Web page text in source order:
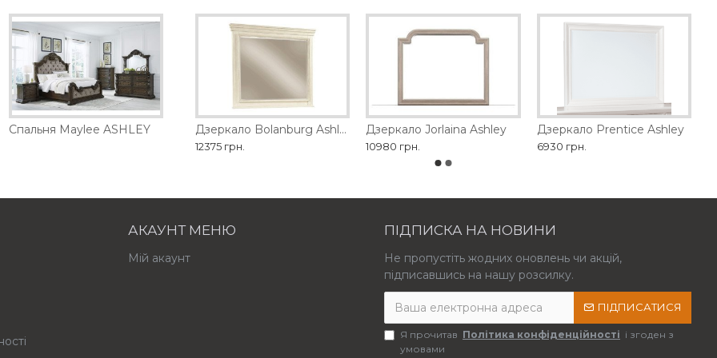
Спальня Maylee ASHLEY Дзеркало Bolanburg Ashley
12375 грн.
Дзеркало Jorlaina Ashley
10980 грн.
Дзеркало Prentice Ashley
6930 грн.
АКАУНТ МЕНЮ
Мій акаунт
ПІДПИСКА НА НОВИНИ
Не пропустіть жодних оновлень чи акцій,
підписавшись на нашу розсилку.
ПІДПИСАТИСЯ
Я прочитав Політика конфіденційності і згоден з
умовами